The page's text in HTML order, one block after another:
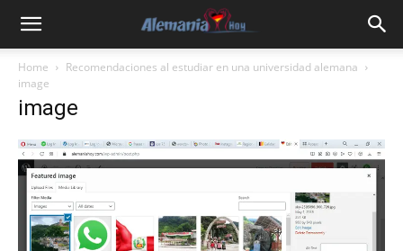
Home
Recomendaciones al estudiar en una universidad alemana
image
image